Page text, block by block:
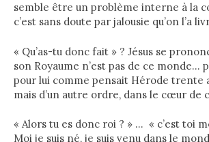
semble être un problème interne à la
c’est sans doute par jalousie qu’on l’a
« Qu’as-tu donc fait » ? Jésus se
son Royaume n’est pas de ce monde…
pour lui comme pensait Hérode trente
mais d’un autre ordre, dans le cœur de
« Alors tu es donc roi ? » … « c’est toi
Moi je suis né, je suis venu dans le